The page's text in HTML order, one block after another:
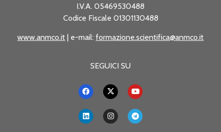
I.V.A. 05469530488
Codice Fiscale 01301130488
www.anmco.it | e-mail: formazione.scientifica@anmco.it
SEGUICI SU